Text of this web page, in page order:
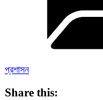
প্রশাসন
Share this: